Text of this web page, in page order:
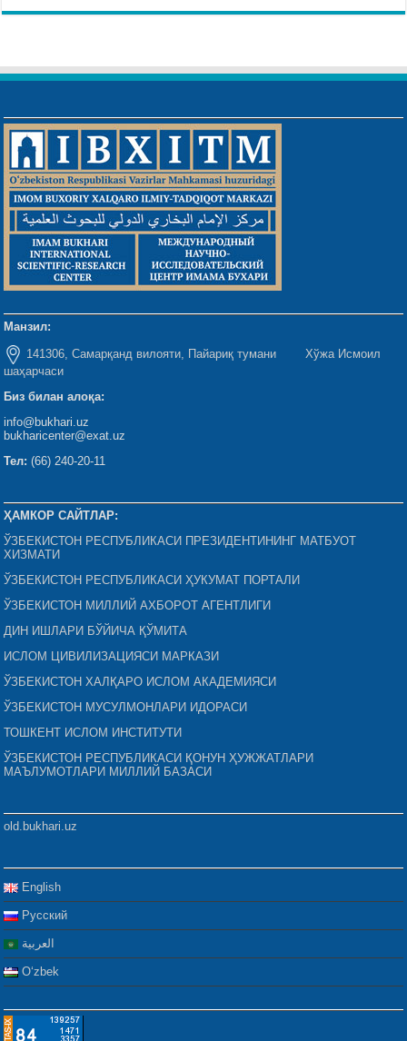
Манзил:
141306, Самарқанд вилояти, Пайариқ тумани Хўжа Исмоил
шаҳарчаси
Биз билан алоқа:
info@bukhari.uz
bukharicenter@exat.uz
Тел: (66) 240-20-11
ҲАМКОР САЙТЛАР:
ЎЗБЕКИСТОН РЕСПУБЛИКАСИ ПРЕЗИДЕНТИНИНГ МАТБУОТ
ХИЗМАТИ
ЎЗБЕКИСТОН РЕСПУБЛИКАСИ ҲУКУМАТ ПОРТАЛИ
ЎЗБЕКИСТОН МИЛЛИЙ АХБОРОТ АГЕНТЛИГИ
ДИН ИШЛАРИ БЎЙИЧА ҚЎМИТА
ИСЛОМ ЦИВИЛИЗАЦИЯСИ МАРКАЗИ
ЎЗБЕКИСТОН ХАЛҚАРО ИСЛОМ АКАДЕМИЯСИ
ЎЗБЕКИСТОН МУСУЛМОНЛАРИ ИДОРАСИ
ТОШКЕНТ ИСЛОМ ИНСТИТУТИ
ЎЗБЕКИСТОН РЕСПУБЛИКАСИ ҚОНУН ҲУЖЖАТЛАРИ
МАЪЛУМОТЛАРИ МИЛЛИЙ БАЗАСИ
old.bukhari.uz
English
Русский
العربية
Oʻzbek